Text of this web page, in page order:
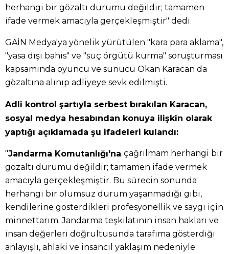
herhangi bir gözaltı durumu değildir; tamamen
ifade vermek amacıyla gerçekleşmiştir" dedi.
GAİN Medya'ya yönelik yürütülen "kara para aklama",
"yasa dışı bahis" ve "suç örgütü kurma" soruşturması
kapsamında oyuncu ve sunucu Okan Karacan da
gözaltına alınıp adliyeye sevk edilmişti.
Adli kontrol şartıyla serbest bırakılan Karacan,
sosyal medya hesabından konuya ilişkin olarak
yaptığı açıklamada şu ifadeleri kulandı:
"Jandarma Komutanlığı'na çağrılmam herhangi bir
gözaltı durumu değildir; tamamen ifade vermek
amacıyla gerçekleşmiştir. Bu sürecin sonunda
herhangi bir olumsuz durum yaşanmadığı gibi,
kendilerine gösterdikleri profesyonellik ve saygı için
minnettarım. Jandarma teşkilatının insan hakları ve
insan değerleri doğrultusunda tarafıma gösterdiği
anlayışlı, ahlaki ve insancıl yaklaşım nedeniyle